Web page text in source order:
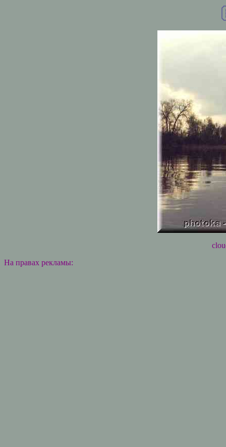
На правах рекламы: